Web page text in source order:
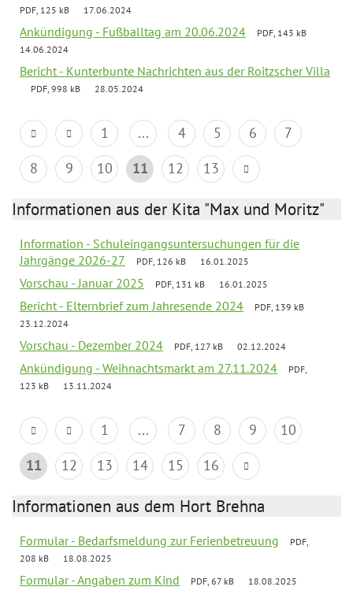
PDF, 125 kB 17.06.2024
Ankündigung - Fußballtag am 20.06.2024
PDF, 143 kB
14.06.2024
Bericht - Kunterbunte Nachrichten aus der Roitzscher Villa
PDF, 998 kB 28.05.2024
1 ... 4 5 6
7
8
9 10 11 12 13
Informationen aus der Kita "Max und Moritz"
Information - Schuleingangsuntersuchungen für die
Jahrgänge 2026-27
PDF, 126 kB 16.01.2025
Vorschau - Januar 2025 PDF, 131 kB 16.01.2025
Bericht - Elternbrief zum Jahresende 2024
PDF, 139 kB
23.12.2024
Vorschau - Dezember 2024 PDF, 127 kB 02.12.2024
Ankündigung - Weihnachtsmarkt am 27.11.2024
PDF,
123 kB
13.11.2024
1 ... 7 8 9
10
11
12 13 14 15 16
Informationen aus dem Hort Brehna
Formular - Bedarfsmeldung zur Ferienbetreuung
PDF,
208 kB
18.08.2025
Formular - Angaben zum Kind PDF, 67 kB 18.08.2025